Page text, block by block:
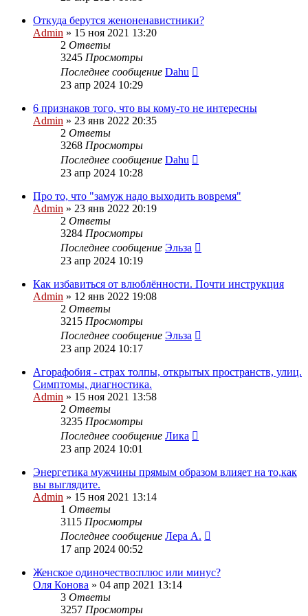
Откуда берутся женоненавистники?
Admin » 15 ноя 2021 13:20
2 Ответы
3245 Просмотры
Последнее сообщение Dahu
23 апр 2024 10:29
6 признаков того, что вы кому-то не интересны
Admin » 23 янв 2022 20:35
2 Ответы
3268 Просмотры
Последнее сообщение Dahu
23 апр 2024 10:28
Про то, что "замуж надо выходить вовремя"
Admin » 23 янв 2022 20:19
2 Ответы
3284 Просмотры
Последнее сообщение Эльза
23 апр 2024 10:19
Как избавиться от влюблённости. Почти инструкция
Admin » 12 янв 2022 19:08
2 Ответы
3215 Просмотры
Последнее сообщение Эльза
23 апр 2024 10:17
Агорафобия - страх толпы, открытых пространств, улиц.
Симптомы, диагностика.
Admin » 15 ноя 2021 13:58
2 Ответы
3235 Просмотры
Последнее сообщение Лика
23 апр 2024 10:01
Энергетика мужчины прямым образом влияет на то,как
вы выглядите.
Admin » 15 ноя 2021 13:14
1 Ответы
3115 Просмотры
Последнее сообщение Лера А.
17 апр 2024 00:52
Женское одиночество:плюс или минус?
Оля Конова » 04 апр 2021 13:14
3 Ответы
3257 Просмотры